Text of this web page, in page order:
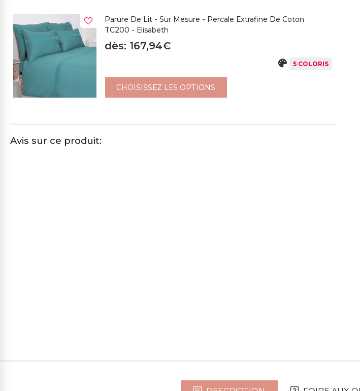
Parure De Lit - Sur Mesure - Percale Extrafine De Coton
TC200 - Elisabeth
dès: 167,94€
5 COLORIS
CHOISISSEZ LES OPTIONS
Avis sur ce produit: